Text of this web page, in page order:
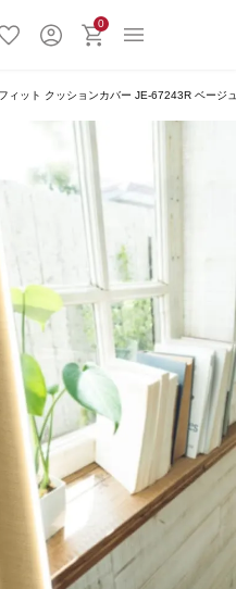
0
フィット クッションカバー JE-67243R ベージ